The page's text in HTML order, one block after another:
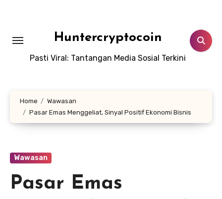
Huntercryptocoin
Pasti Viral: Tantangan Media Sosial Terkini
Home
Wawasan
Pasar Emas Menggeliat, Sinyal Positif Ekonomi Bisnis
Wawasan
Pasar Emas